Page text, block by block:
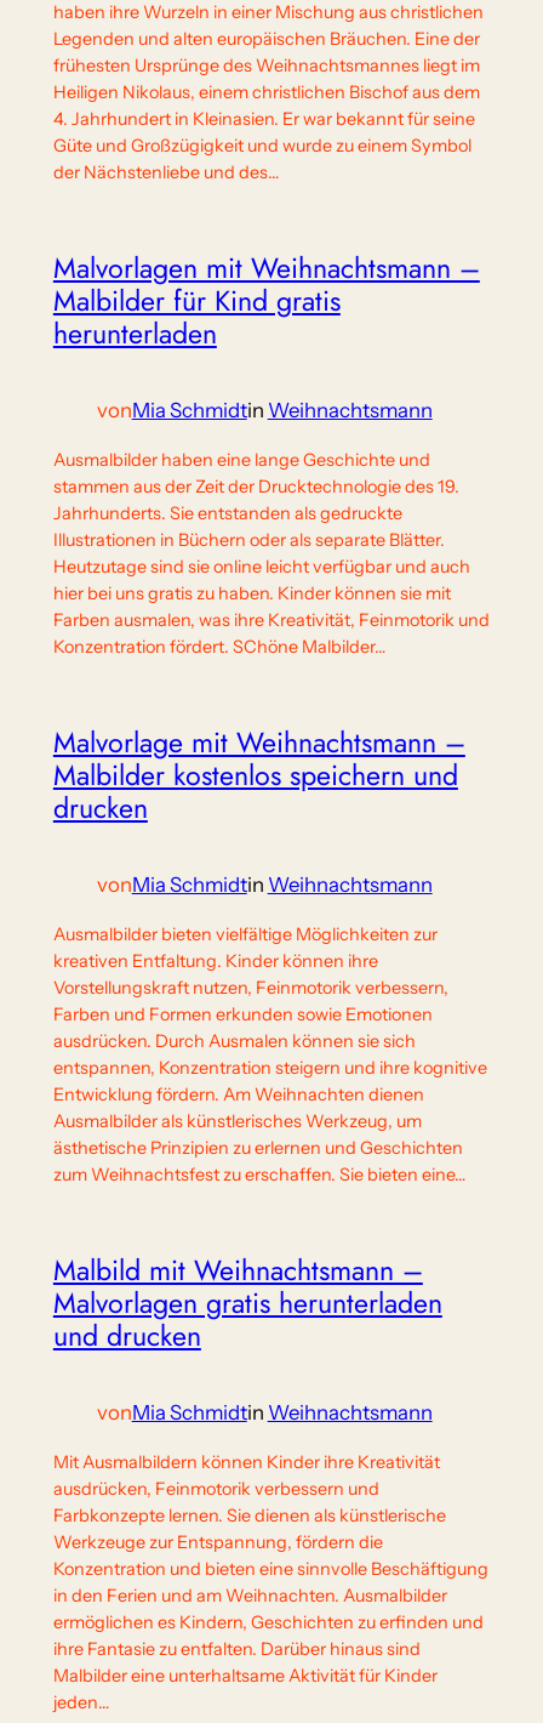
haben ihre Wurzeln in einer Mischung aus christlichen
Legenden und alten europäischen Bräuchen. Eine der
frühesten Ursprünge des Weihnachtsmannes liegt im
Heiligen Nikolaus, einem christlichen Bischof aus dem
4. Jahrhundert in Kleinasien. Er war bekannt für seine
Güte und Großzügigkeit und wurde zu einem Symbol
der Nächstenliebe und des…
Malvorlagen mit Weihnachtsmann –
Malbilder für Kind gratis
herunterladen
vonMia Schmidtin Weihnachtsmann
Ausmalbilder haben eine lange Geschichte und
stammen aus der Zeit der Drucktechnologie des 19.
Jahrhunderts. Sie entstanden als gedruckte
Illustrationen in Büchern oder als separate Blätter.
Heutzutage sind sie online leicht verfügbar und auch
hier bei uns gratis zu haben. Kinder können sie mit
Farben ausmalen, was ihre Kreativität, Feinmotorik und
Konzentration fördert. SChöne Malbilder…
Malvorlage mit Weihnachtsmann –
Malbilder kostenlos speichern und
drucken
vonMia Schmidtin Weihnachtsmann
Ausmalbilder bieten vielfältige Möglichkeiten zur
kreativen Entfaltung. Kinder können ihre
Vorstellungskraft nutzen, Feinmotorik verbessern,
Farben und Formen erkunden sowie Emotionen
ausdrücken. Durch Ausmalen können sie sich
entspannen, Konzentration steigern und ihre kognitive
Entwicklung fördern. Am Weihnachten dienen
Ausmalbilder als künstlerisches Werkzeug, um
ästhetische Prinzipien zu erlernen und Geschichten
zum Weihnachtsfest zu erschaffen. Sie bieten eine…
Malbild mit Weihnachtsmann –
Malvorlagen gratis herunterladen
und drucken
vonMia Schmidtin Weihnachtsmann
Mit Ausmalbildern können Kinder ihre Kreativität
ausdrücken, Feinmotorik verbessern und
Farbkonzepte lernen. Sie dienen als künstlerische
Werkzeuge zur Entspannung, fördern die
Konzentration und bieten eine sinnvolle Beschäftigung
in den Ferien und am Weihnachten. Ausmalbilder
ermöglichen es Kindern, Geschichten zu erfinden und
ihre Fantasie zu entfalten. Darüber hinaus sind
Malbilder eine unterhaltsame Aktivität für Kinder
jeden…